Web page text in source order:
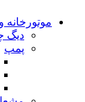
موتورخانه
دیگ
پمپ